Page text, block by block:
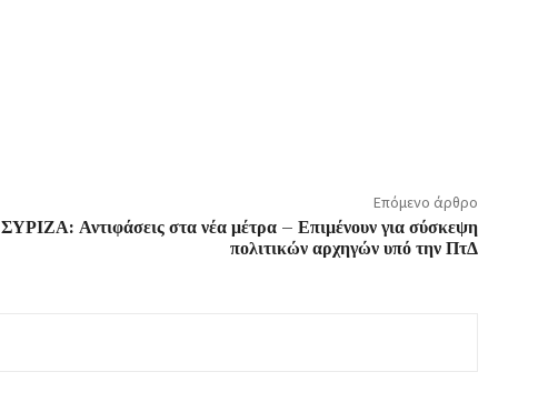
Επόμενο άρθρο
ΣΥΡΙΖΑ: Αντιφάσεις στα νέα μέτρα – Επιμένουν για σύσκεψη
πολιτικών αρχηγών υπό την ΠτΔ